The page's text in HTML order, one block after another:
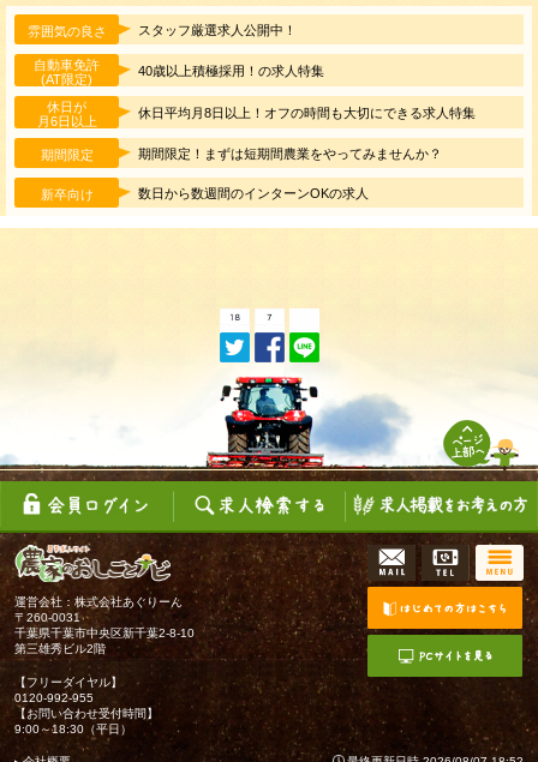
雰囲気の良さ スタッフ厳選求人公開中！
自動車免許
(AT限定)
40歳以上積極採用！の求人特集
休日が
月6日以上
休日平均月8日以上！オフの時間も大切にできる求人特集
期間限定 期間限定！まずは短期間農業をやってみませんか？
新卒向け 数日から数週間のインターンOKの求人
運営会社：株式会社あぐりーん
〒260-0031
千葉県千葉市中央区新千葉2-8-10
第三雄秀ビル2階
【フリーダイヤル】
0120-992-955
【お問い合わせ受付時間】
9:00～18:30（平日）